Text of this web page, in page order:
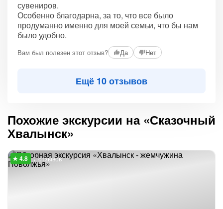
сувениров.
Особенно благодарна, за то, что все было
продуманно именно для моей семьи, что бы нам
было удобно.
Вам был полезен этот отзыв? Да Нет
Ещё 10 отзывов
Похожие экскурсии на «Сказочный
Хвалынск»
7 отзывов